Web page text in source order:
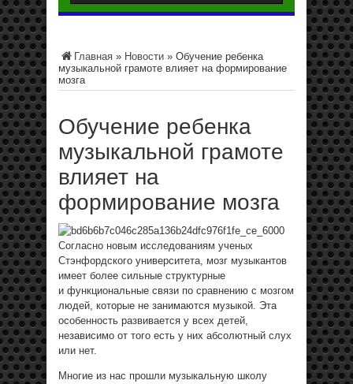
Главная » Новости » Обучение ребенка
музыкальной грамоте влияет на формирование
мозга
Обучение ребенка
музыкальной грамоте
влияет на
формирование мозга
Согласно новым исследованиям ученых
Стэнфордского университета, мозг музыкантов
имеет более сильные структурные
и функциональные связи по сравнению с мозгом
людей, которые не занимаются музыкой. Эта
особенность развивается у всех детей,
независимо от того есть у них абсолютный слух
или нет.
Многие из нас прошли музыкальную школу